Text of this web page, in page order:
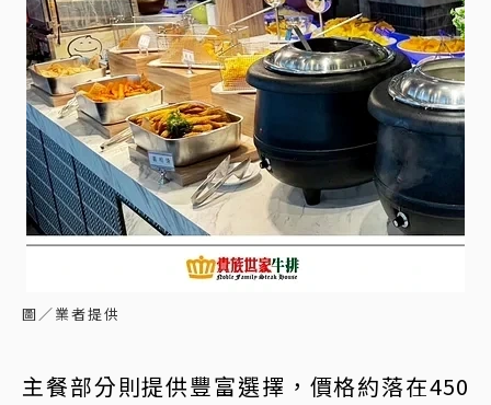
圖／業者提供
主餐部分則提供豐富選擇，價格約落在450